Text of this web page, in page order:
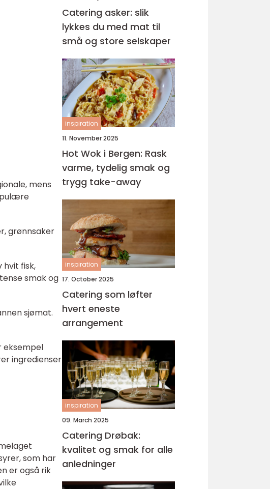
mens
grønnsaker
hvit fisk,
smak og
sjømat.
eksempel
ingredienser
som har
er også rik
Catering asker: slik
lykkes du med mat til
små og store selskaper
inspiration
11. November 2025
Hot Wok i Bergen: Rask
varme, tydelig smak og
trygg take-away
inspiration
17. October 2025
Catering som løfter
hvert eneste
arrangement
inspiration
09. March 2025
Catering Drøbak:
kvalitet og smak for alle
anledninger